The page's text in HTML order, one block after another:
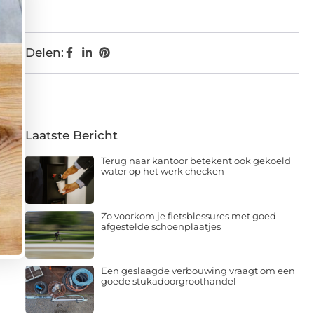
Delen:
Laatste Bericht
Terug naar kantoor betekent ook gekoeld
water op het werk checken
Zo voorkom je fietsblessures met goed
afgestelde schoenplaatjes
Een geslaagde verbouwing vraagt om een
goede stukadoorgroothandel